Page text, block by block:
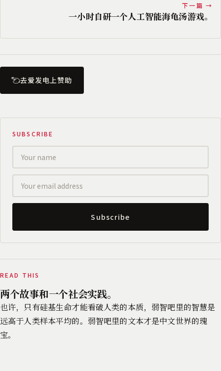
下一篇 →
一小时自研一个人工智能海龟汤游戏。
去爱发电上赞助
SUBSCRIBE
Subscribe
READ THIS
两个故事和一个社会实践。
也许，只有硅基生命才能看破人类的本质，弱智吧里的智慧是
远高于人类样本平均的。弱智吧里的文本才是中文世界的瑰
宝。